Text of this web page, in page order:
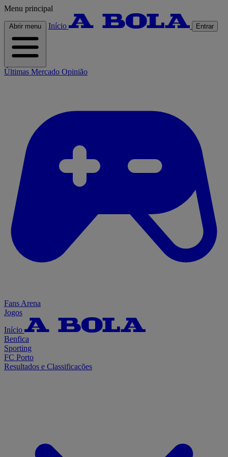
Menu principal
Abrir menu Início Entrar
Últimas Mercado Opinião
Fans Arena
Jogos
Início
Benfica
Sporting
FC Porto
Resultados e Classificações